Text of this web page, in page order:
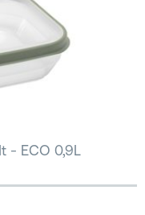
- ECO 0,9L